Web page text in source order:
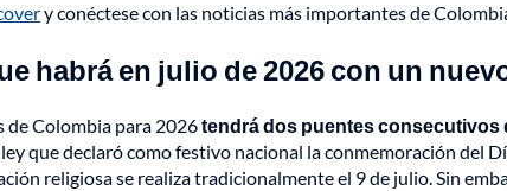
y conéctese con las noticias más importantes de
habrá en julio de 2026 con un
de Colombia para 2026tendrá dos puentes consecutivos
que declaró como festivo nacional la conmemoración del
religiosa se realiza tradicionalmente el 9 de julio. Sin